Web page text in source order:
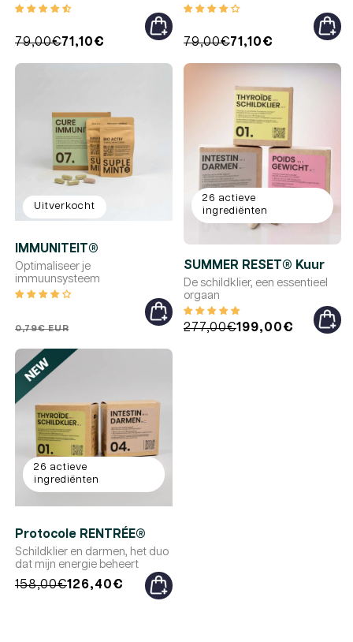
Reguliere
prijs
Promotieprijs
79,00€71,10€
Reguliere
prijs
Promotieprijs
79,00€71,10€
Uitverkocht
IMMUNITEIT®
Optimaliseer je
immuunsysteem
Reguliere
prijs
0,79€ EUR
26 actieve
ingrediënten
SUMMER RESET® Kuur
De schildklier, een essentieel
orgaan
Reguliere
Promotieprijs
277,00€199,00€
26 actieve
ingrediënten
Protocole RENTRÉE®
Schildklier en darmen, het duo
dat mijn energie beheert
Reguliere
Promotieprijs
158,00€126,40€